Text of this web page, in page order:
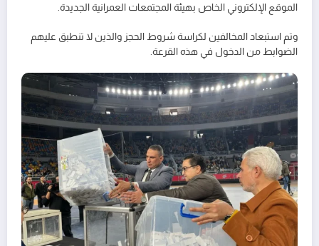
الموقع الإلكتروني الخاص بهيئة المجتمعات العمرانية الجديدة.
وتم استبعاد المخالفين لكراسة شروط الحجز والذين لا تنطبق عليهم
الضوابط من الدخول في هذه القرعة.